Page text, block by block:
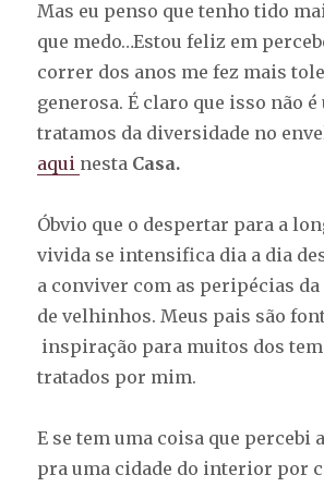
Mas eu penso que tenho tido
que medo…Estou feliz em
correr dos anos me fez mais
generosa. É claro que isso não
tratamos da diversidade no
aqui nesta Casa.
Óbvio que o despertar para a
vivida se intensifica dia a dia
a conviver com as peripécias
de velhinhos. Meus pais são
inspiração para muitos dos
tratados por mim.
E se tem uma coisa que percebi
pra uma cidade do interior por